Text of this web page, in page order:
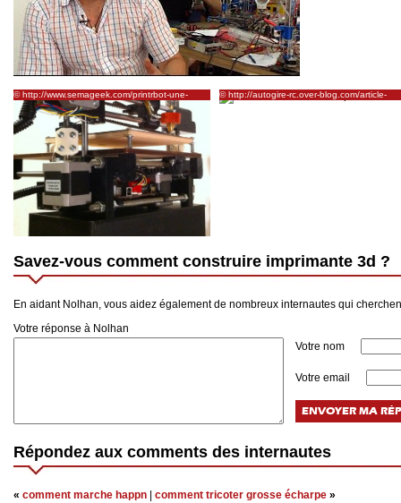
© http://www.semageek.com/printrbot-une-
imprimante-3d-economique-et-simple-a-realiser/
© http://autogire-rc.over-blog.com/article-
construction-d-une-imprimante-3d-
Savez-vous comment construire imprimante 3d ?
En aidant Nolhan, vous aidez également de nombreux internautes qui
Votre réponse à Nolhan
Votre nom
Votre email
Répondez aux comments des internautes
« comment marche happn comment tricoter grosse écharpe »